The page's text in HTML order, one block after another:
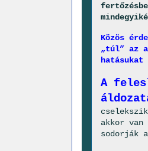
Közös
„túl” az
A
akkor van
sodorják